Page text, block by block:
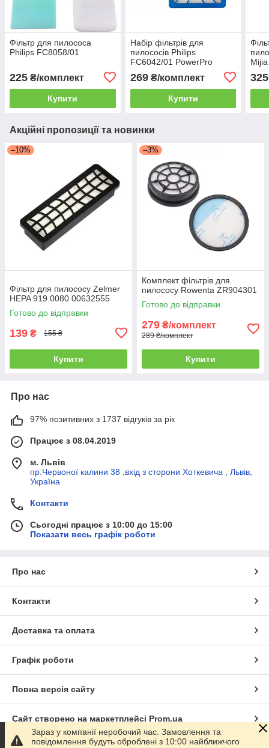
Фільтр для пилососа
Philips FC8058/01
225 ₴/комплект
Купити
Набір фільтрів для
пилососів Philips
FC6042/01 PowerPro
269₴/комплект
Купити
325
Акційні пропозиції та новинки
–10%
Фільтр для пилососу Zelmer
HEPA 919.0080 00632555
Готово до відправки
139 ₴ 155 ₴
Купити
–3%
Комплект фільтрів для
пилососу Rowenta ZR904301
Готово до відправки
279 ₴/комплект
289 ₴/комплект
Купити
Про нас
97% позитивних з 1737 відгуків за рік
Працює з 08.04.2019
м. Львів
пр.Червоної калини 38 ,вхід з сторони Хоткевича , Львів,
Україна
Контакти
Сьогодні працює з 10:00 до 15:00
Показати весь графік роботи
Про нас
Контакти
Доставка та оплата
Графік роботи
Повна версія сайту
Сайт створено на маркетплейсі Prom.ua
Зараз у компанії неробочий час. Замовлення та
повідомлення будуть оброблені з 10:00 найближчого